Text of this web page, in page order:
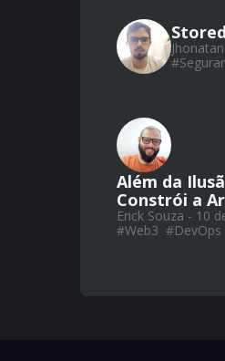
#
Além da
Constrói a
Erick Souza - 10
#Web3 #DevOps